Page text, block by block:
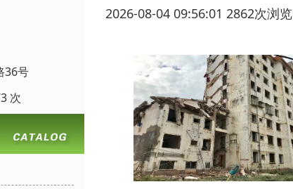
36号
次
2026-08-04 09:56:01 2862次浏览